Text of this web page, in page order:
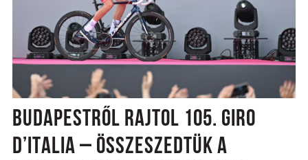
BUDAPESTRŐL RAJTOL 105. GIRO
D’ITALIA – ÖSSZESZEDTÜK A